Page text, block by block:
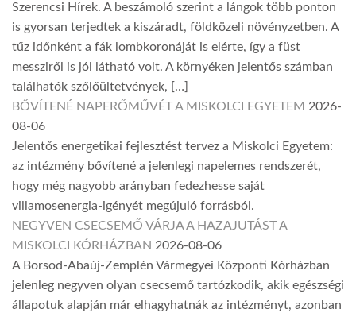
Szerencsi Hírek. A beszámoló szerint a lángok több ponton
is gyorsan terjedtek a kiszáradt, földközeli növényzetben. A
tűz időnként a fák lombkoronáját is elérte, így a füst
messziről is jól látható volt. A környéken jelentős számban
találhatók szőlőültetvények, […]
BŐVÍTENÉ NAPERŐMŰVÉT A MISKOLCI EGYETEM 2026-
08-06
Jelentős energetikai fejlesztést tervez a Miskolci Egyetem:
az intézmény bővítené a jelenlegi napelemes rendszerét,
hogy még nagyobb arányban fedezhesse saját
villamosenergia-igényét megújuló forrásból.
NEGYVEN CSECSEMŐ VÁRJA A HAZAJUTÁST A
MISKOLCI KÓRHÁZBAN 2026-08-06
A Borsod-Abaúj-Zemplén Vármegyei Központi Kórházban
jelenleg negyven olyan csecsemő tartózkodik, akik egészségi
állapotuk alapján már elhagyhatnák az intézményt, azonban